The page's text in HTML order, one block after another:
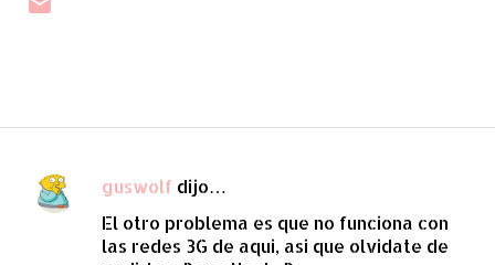
C
guswolf dijo…
El otro problema es que no funciona con
las redes 3G de aqui, asi que olvidate de